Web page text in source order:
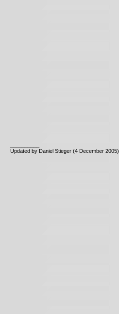
Updated by Daniel Stieger (4 December 2005)